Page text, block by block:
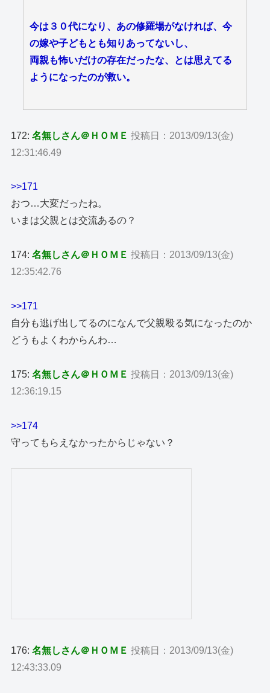
今は３０代になり、あの修羅場がなければ、今
の嫁や子どもとも知りあってないし、
両親も怖いだけの存在だったな、とは思えてる
ようになったのが救い。
172:名無しさん＠ＨＯＭＥ 投稿日：2013/09/13(金)
12:31:46.49
>>171
おつ…大変だったね。
いまは父親とは交流あるの？
174:名無しさん＠ＨＯＭＥ 投稿日：2013/09/13(金)
12:35:42.76
>>171
自分も逃げ出してるのになんで父親殴る気になったのか
どうもよくわからんわ…
175:名無しさん＠ＨＯＭＥ 投稿日：2013/09/13(金)
12:36:19.15
>>174
守ってもらえなかったからじゃない？
176:名無しさん＠ＨＯＭＥ 投稿日：2013/09/13(金)
12:43:33.09